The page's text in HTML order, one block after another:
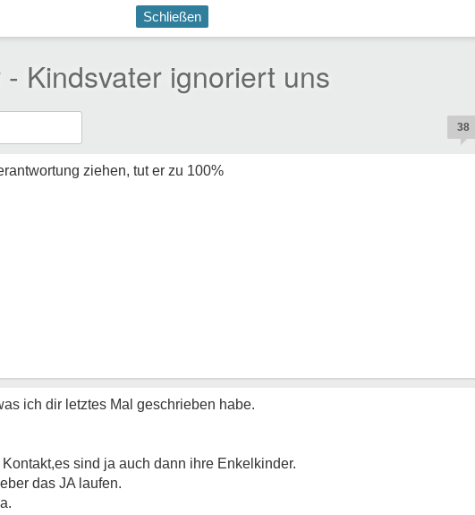
Schließen
Kindsvater ignoriert uns
38
ziehen, tut er zu 100%
ich dir letztes Mal geschrieben habe.
sind ja auch dann ihre Enkelkinder.
das JA laufen.